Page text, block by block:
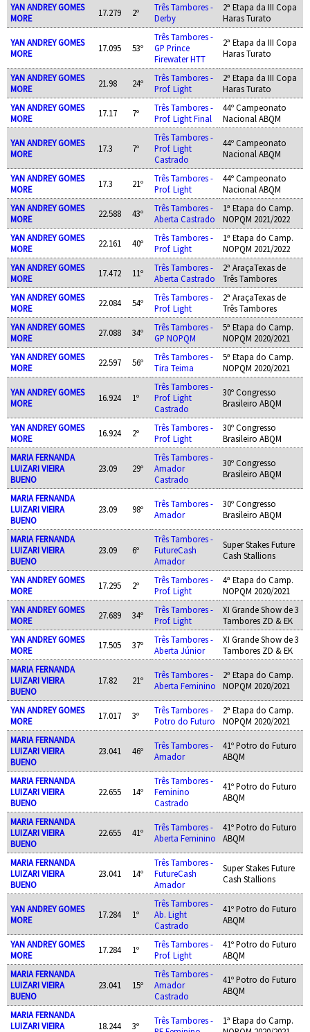
YAN ANDREY GOMES
MORE
17.279 2º
Três Tambores -
Derby
2ª Etapa da III Copa
Haras Turato
YAN ANDREY GOMES
MORE
17.095 53º
Três Tambores -
GP Prince
Firewater HTT
2ª Etapa da III Copa
Haras Turato
YAN ANDREY GOMES
MORE
21.98 24º
Três Tambores -
Prof. Light
2ª Etapa da III Copa
Haras Turato
YAN ANDREY GOMES
MORE
17.17 7º
Três Tambores -
Prof. Light Final
44º Campeonato
Nacional ABQM
YAN ANDREY GOMES
MORE
17.3 7º
Três Tambores -
Prof. Light
Castrado
44º Campeonato
Nacional ABQM
YAN ANDREY GOMES
MORE
17.3 21º
Três Tambores -
Prof. Light
44º Campeonato
Nacional ABQM
YAN ANDREY GOMES
MORE
22.588 43º
Três Tambores -
Aberta Castrado
1ª Etapa do Camp.
NOPQM 2021/2022
YAN ANDREY GOMES
MORE
22.161 40º
Três Tambores -
Prof. Light
1ª Etapa do Camp.
NOPQM 2021/2022
YAN ANDREY GOMES
MORE
17.472 11º
Três Tambores -
Aberta Castrado
2ª AraçaTexas de
Três Tambores
YAN ANDREY GOMES
MORE
22.084 54º
Três Tambores -
Prof. Light
2ª AraçaTexas de
Três Tambores
YAN ANDREY GOMES
MORE
27.088 34º
Três Tambores -
GP NOPQM
5ª Etapa do Camp.
NOPQM 2020/2021
YAN ANDREY GOMES
MORE
22.597 56º
Três Tambores -
Tira Teima
5ª Etapa do Camp.
NOPQM 2020/2021
YAN ANDREY GOMES
MORE
16.924 1º
Três Tambores -
Prof. Light
Castrado
30º Congresso
Brasileiro ABQM
YAN ANDREY GOMES
MORE
16.924 2º
Três Tambores -
Prof. Light
30º Congresso
Brasileiro ABQM
MARIA FERNANDA
LUIZARI VIEIRA
BUENO
23.09 29º
Três Tambores -
Amador
Castrado
30º Congresso
Brasileiro ABQM
MARIA FERNANDA
LUIZARI VIEIRA
BUENO
23.09 98º
Três Tambores -
Amador
30º Congresso
Brasileiro ABQM
MARIA FERNANDA
LUIZARI VIEIRA
BUENO
23.09 6º
Três Tambores -
FutureCash
Amador
Super Stakes Future
Cash Stallions
YAN ANDREY GOMES
MORE
17.295 2º
Três Tambores -
Prof. Light
4ª Etapa do Camp.
NOPQM 2020/2021
YAN ANDREY GOMES
MORE
27.689 34º
Três Tambores -
Prof. Light
XI Grande Show de 3
Tambores ZD & EK
YAN ANDREY GOMES
MORE
17.505 37º
Três Tambores -
Aberta Júnior
XI Grande Show de 3
Tambores ZD & EK
MARIA FERNANDA
LUIZARI VIEIRA
BUENO
17.82 21º
Três Tambores -
Aberta Feminino
2ª Etapa do Camp.
NOPQM 2020/2021
YAN ANDREY GOMES
MORE
17.017 3º
Três Tambores -
Potro do Futuro
2ª Etapa do Camp.
NOPQM 2020/2021
MARIA FERNANDA
LUIZARI VIEIRA
BUENO
23.041 46º
Três Tambores -
Amador
41º Potro do Futuro
ABQM
MARIA FERNANDA
LUIZARI VIEIRA
BUENO
22.655 14º
Três Tambores -
Feminino
Castrado
41º Potro do Futuro
ABQM
MARIA FERNANDA
LUIZARI VIEIRA
BUENO
22.655 41º
Três Tambores -
Aberta Feminino
41º Potro do Futuro
ABQM
MARIA FERNANDA
LUIZARI VIEIRA
BUENO
23.041 14º
Três Tambores -
FutureCash
Amador
Super Stakes Future
Cash Stallions
YAN ANDREY GOMES
MORE
17.284 1º
Três Tambores -
Ab. Light
Castrado
41º Potro do Futuro
ABQM
YAN ANDREY GOMES
MORE
17.284 1º
Três Tambores -
Prof. Light
41º Potro do Futuro
ABQM
MARIA FERNANDA
LUIZARI VIEIRA
BUENO
23.041 15º
Três Tambores -
Amador
Castrado
41º Potro do Futuro
ABQM
MARIA FERNANDA
LUIZARI VIEIRA
18.244 3º
Três Tambores -
1ª Etapa do Camp.